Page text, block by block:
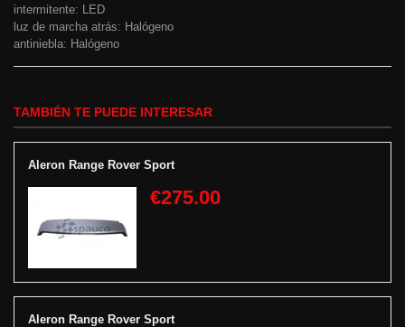
intermitente: LED
luz de marcha atrás: Halógeno
antiniebla: Halógeno
TAMBIÉN TE PUEDE INTERESAR
Aleron Range Rover Sport
€275.00
Aleron Range Rover Sport